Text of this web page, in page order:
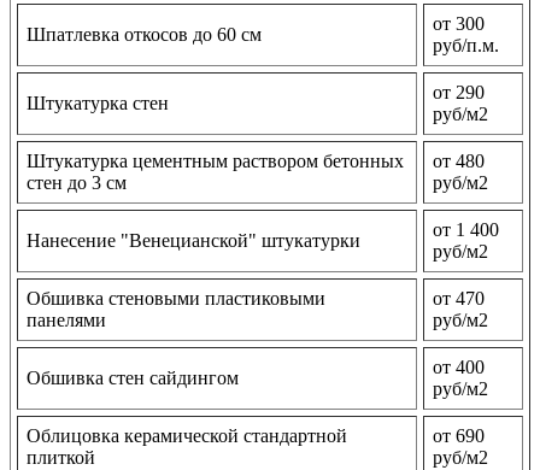
Шпатлевка откосов до 60 см
от 300
руб/п.м.
Штукатурка стен
от 290
руб/м2
Штукатурка цементным раствором бетонных
стен до 3 см
от 480
руб/м2
Нанесение "Венецианской" штукатурки
от 1 400
руб/м2
Обшивка стеновыми пластиковыми
панелями
от 470
руб/м2
Обшивка стен сайдингом
от 400
руб/м2
Облицовка керамической стандартной
плиткой
от 690
руб/м2